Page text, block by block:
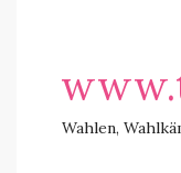
Wahlen,